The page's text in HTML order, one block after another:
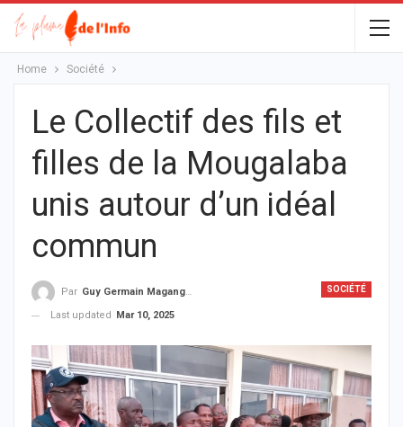
Home Société
Le Collectif des fils et
filles de la Mougalaba
unis autour d’un idéal
commun
SOCIÉTÉ
Par Guy Germain Maganga Nziengui
Last updated
Mar 10, 2025